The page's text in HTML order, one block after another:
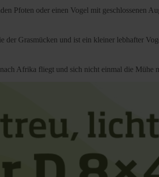
Pfoten oder einen Vogel mit geschlossenen
der Grasmücken und ist ein kleiner lebhafter
Afrika fliegt und sich nicht einmal die Mühe